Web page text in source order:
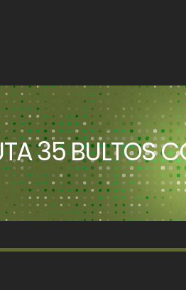
35 BULTOS